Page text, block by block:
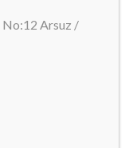
No:12 Arsuz /